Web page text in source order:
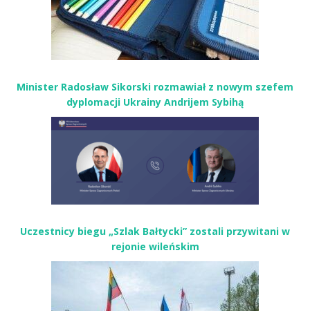
Minister Radosław Sikorski rozmawiał z nowym szefem
dyplomacji Ukrainy Andrijem Sybihą
Uczestnicy biegu „Szlak Bałtycki” zostali przywitani w
rejonie wileńskim